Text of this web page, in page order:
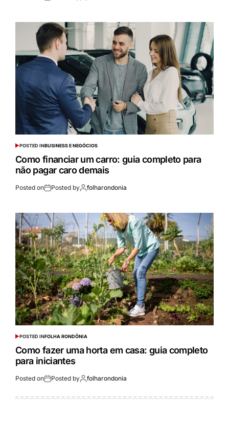
POSTED INBUSINESS E NEGÓCIOS
Como financiar um carro: guia completo para
não pagar caro demais
Posted on Posted by folharondonia
POSTED INFOLHA RONDÔNIA
Como fazer uma horta em casa: guia completo
para iniciantes
Posted on Posted by folharondonia